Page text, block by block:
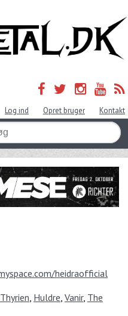
Log ind Opret bruger Kontakt
heidraofficial
Thyrien Huldre Vanir, The